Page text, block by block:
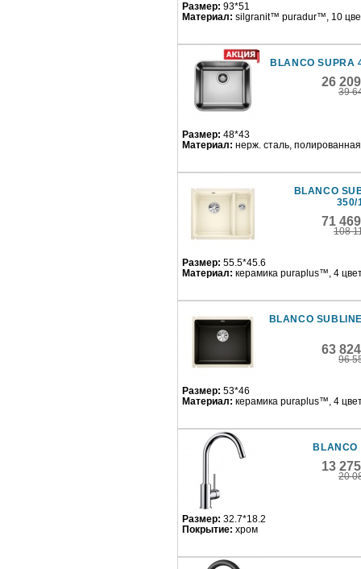
Размер: 93*51
Материал: silgranit™ puradur™, 10
BLANCO SUPRA
26
39
Размер: 48*43
Материал: нерж. сталь, полированная
BLANCO
350/
71
108
Размер: 55.5*45.6
Материал: керамика puraplus™, 4
BLANCO
63
96
Размер: 53*46
Материал: керамика puraplus™, 4
BLANCO
13
20
Размер: 32.7*18.2
Покрытие: хром